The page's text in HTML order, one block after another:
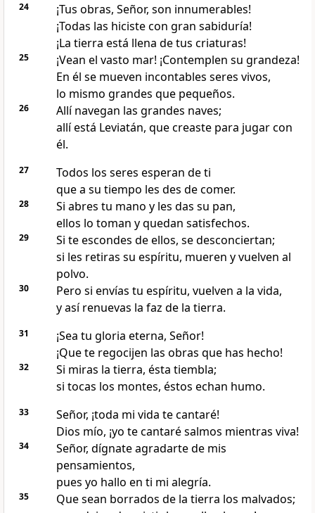
24
¡Tus obras, Señor, son innumerables!
¡Todas las hiciste con gran sabiduría!
¡La tierra está llena de tus criaturas!
25
¡Vean el vasto mar! ¡Contemplen su grandeza!
En él se mueven incontables seres vivos,
lo mismo grandes que pequeños.
26
Allí navegan las grandes naves;
allí está Leviatán, que creaste para jugar con
él.
27
Todos los seres esperan de ti
que a su tiempo les des de comer.
28
Si abres tu mano y les das su pan,
ellos lo toman y quedan satisfechos.
29
Si te escondes de ellos, se desconciertan;
si les retiras su espíritu, mueren y vuelven al
polvo.
30
Pero si envías tu espíritu, vuelven a la vida,
y así renuevas la faz de la tierra.
31
¡Sea tu gloria eterna, Señor!
¡Que te regocijen las obras que has hecho!
32
Si miras la tierra, ésta tiembla;
si tocas los montes, éstos echan humo.
33
Señor, ¡toda mi vida te cantaré!
Dios mío, ¡yo te cantaré salmos mientras viva!
34
Señor, dígnate agradarte de mis
pensamientos,
pues yo hallo en ti mi alegría.
35
Que sean borrados de la tierra los malvados;